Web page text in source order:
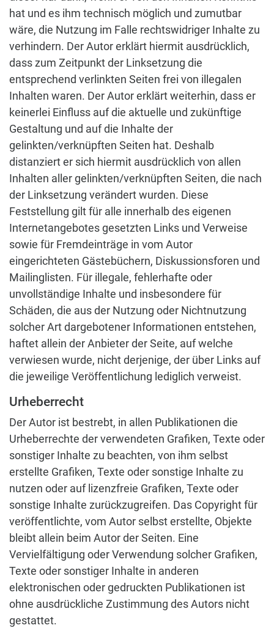
hat und es ihm technisch möglich und zumutbar
wäre, die Nutzung im Falle rechtswidriger Inhalte zu
verhindern. Der Autor erklärt hiermit ausdrücklich,
dass zum Zeitpunkt der Linksetzung die
entsprechend verlinkten Seiten frei von illegalen
Inhalten waren. Der Autor erklärt weiterhin, dass er
keinerlei Einfluss auf die aktuelle und zukünftige
Gestaltung und auf die Inhalte der
gelinkten/verknüpften Seiten hat. Deshalb
distanziert er sich hiermit ausdrücklich von allen
Inhalten aller gelinkten/verknüpften Seiten, die nach
der Linksetzung verändert wurden. Diese
Feststellung gilt für alle innerhalb des eigenen
Internetangebotes gesetzten Links und Verweise
sowie für Fremdeinträge in vom Autor
eingerichteten Gästebüchern, Diskussionsforen und
Mailinglisten. Für illegale, fehlerhafte oder
unvollständige Inhalte und insbesondere für
Schäden, die aus der Nutzung oder Nichtnutzung
solcher Art dargebotener Informationen entstehen,
haftet allein der Anbieter der Seite, auf welche
verwiesen wurde, nicht derjenige, der über Links auf
die jeweilige Veröffentlichung lediglich verweist.
Urheberrecht
Der Autor ist bestrebt, in allen Publikationen die
Urheberrechte der verwendeten Grafiken, Texte oder
sonstiger Inhalte zu beachten, von ihm selbst
erstellte Grafiken, Texte oder sonstige Inhalte zu
nutzen oder auf lizenzfreie Grafiken, Texte oder
sonstige Inhalte zurückzugreifen. Das Copyright für
veröffentlichte, vom Autor selbst erstellte, Objekte
bleibt allein beim Autor der Seiten. Eine
Vervielfältigung oder Verwendung solcher Grafiken,
Texte oder sonstiger Inhalte in anderen
elektronischen oder gedruckten Publikationen ist
ohne ausdrückliche Zustimmung des Autors nicht
gestattet.